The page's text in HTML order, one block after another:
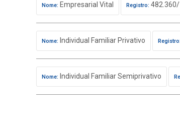
Nome: Empresarial Vital Registro:
Nome: Individual Familiar Privativo Registro:
Nome: Individual Familiar Semiprivativo